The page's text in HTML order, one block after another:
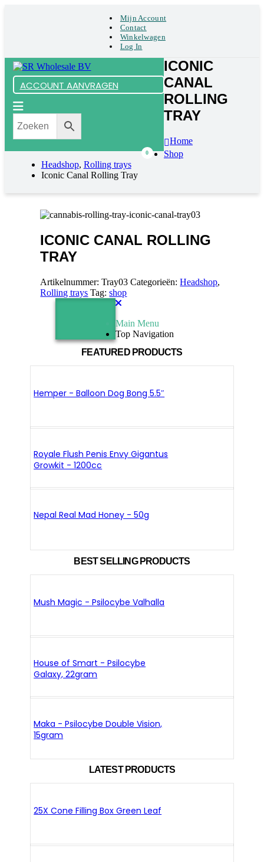
Mijn Account
Contact
Winkelwagen
Log In
ACCOUNT AANVRAGEN
0
ICONIC
CANAL
ROLLING
TRAY
Home
Shop
Headshop, Rolling trays
Iconic Canal Rolling Tray
ICONIC CANAL ROLLING
TRAY
Artikelnummer:Tray03 Categorieën:Headshop,
Rolling trays Tag:shop
FEATURED PRODUCTS
Hemper - Balloon Dog Bong 5.5″
Royale Flush Penis Envy Gigantus
Growkit - 1200cc
Nepal Real Mad Honey - 50g
BEST SELLING PRODUCTS
Mush Magic - Psilocybe Valhalla
House of Smart - Psilocybe
Galaxy, 22gram
Maka - Psilocybe Double Vision,
15gram
LATEST PRODUCTS
25X Cone Filling Box Green Leaf
Main Menu
Top Navigation